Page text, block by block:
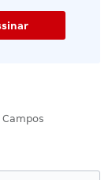
Campos